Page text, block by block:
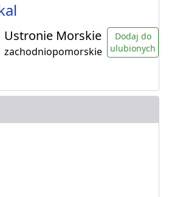
Ustronie Morskie
zachodniopomorskie
Dodaj do
ulubionych